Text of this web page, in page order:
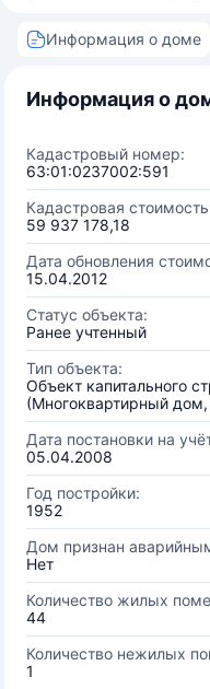
Информация о доме
Информация о
Кадастровый номер:
63:01:0237002:591
Кадастровая
59 937 178,18
Дата обновления
15.04.2012
Статус объекта:
Ранее учтенный
Тип объекта:
Объект капитального
(Многоквартирный
Дата постановки на
05.04.2008
Год постройки:
1952
Дом признан
Нет
Количество жилых
44
Количество нежилых
1